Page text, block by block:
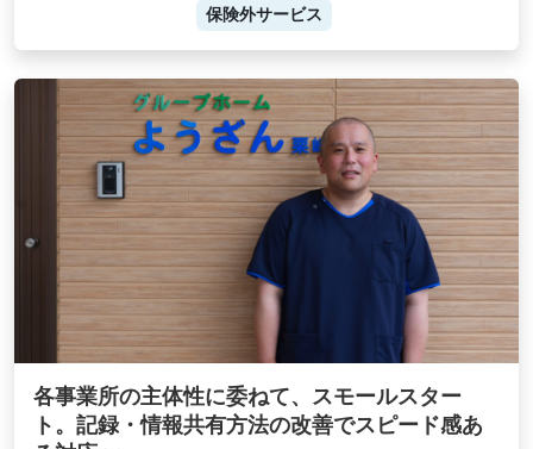
保険外サービス
各事業所の主体性に委ねて、スモールスター
ト。記録・情報共有方法の改善でスピード感あ